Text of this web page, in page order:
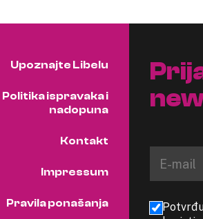
Upoznajte Libelu
Politika ispravaka i
nadopuna
Kontakt
Impressum
Pravila ponašanja